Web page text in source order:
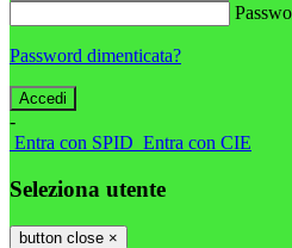
Password dimenticata?
-
Entra con SPID Entra con CIE
Seleziona utente
button close ×